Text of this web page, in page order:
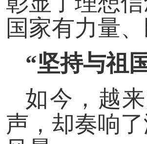
国家有力量
“坚持与祖
如今，越
声，却奏响